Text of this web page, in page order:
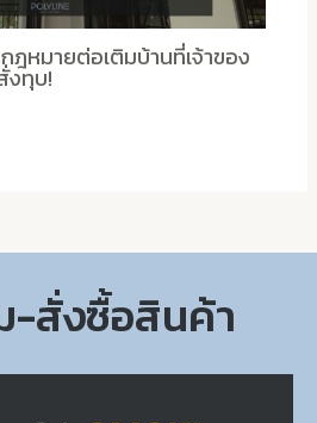
ฎหมายต่อเติมบ้านที่เจ้าของ
งทุบ!
-สั่งซื้อสินค้า